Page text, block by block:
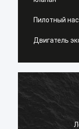
Пилотный
Двигатель